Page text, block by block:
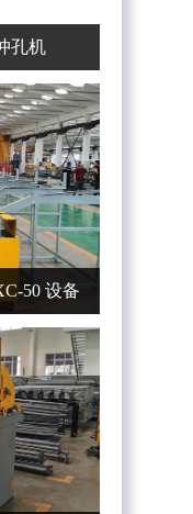
孔机
50 设备